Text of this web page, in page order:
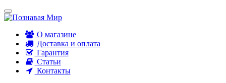
О магазине
Доставка и оплата
Гарантия
Статьи
Контакты